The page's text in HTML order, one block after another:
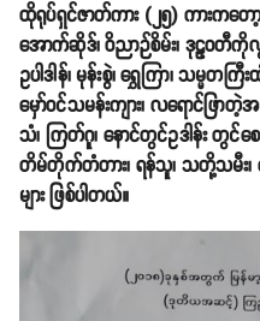
ထိုရုပ်ရှင်ဇာတ်ကား (၂၅) ကားကတေ
အောက်ဆိုဒ်၊ ဝိညာဉ်စိမ်း၊ ဒုဠဝတီကို
ဥပါဒါန်၊ မုန်းစွဲ၊ ရွှေကြာ၊ သမ္မတကြီ
မှော်ဝင်သမန်းကျား၊ လရောင်ဖြာတဲ့
သံ၊ ကြတ်ဂူ၊ နောင်တွင်ဥဒါန်း တွင်စေ
တိမ်တိုက်တံတား၊ ရန်သူ၊ သတို့သမီး၊
များ ဖြစ်ပါတယ်။